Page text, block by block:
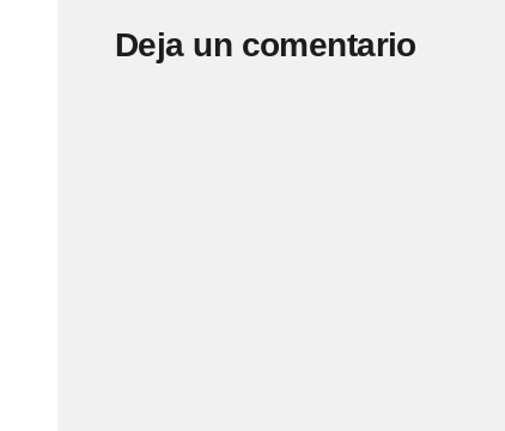
Deja un comentario